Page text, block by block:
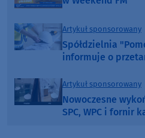
Artykuł sponsorowany
Spółdzielnia
informuje o
Artykuł sponsorowany
Nowoczesne
SPC, WPC i fornir